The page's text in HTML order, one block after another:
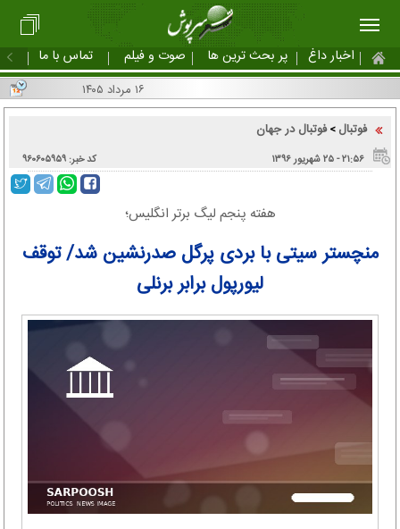
اخبار داغ پر بحث ترین ها صوت و فیلم تماس با ما
فوتبال >فوتبال در جهان
۲۱:۵۶ - ۲۵ شهریور ۱۳۹۶ کد خبر: ۹۶۰۶۰۵۹۵۹
هفته پنجم لیگ برتر انگلیس؛
منچستر سیتی با بردی پرگل صدرنشین شد/ توقف
لیورپول برابر برنلی